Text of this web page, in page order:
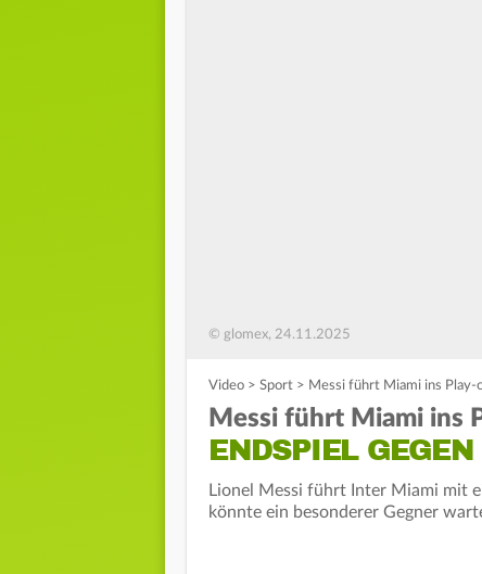
© glomex, 24.11.2025
Video > Sport > Messi führt Miami ins
Messi führt Miami ins
ENDSPIEL
Lionel Messi führt Inter Miami mit
könnte ein besonderer Gegner